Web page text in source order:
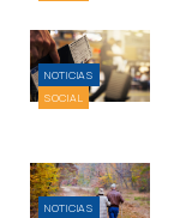
NOTICIAS
SOCIAL
NOTICIAS